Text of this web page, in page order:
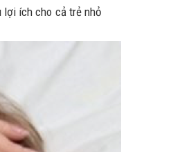
lợi ích cho cả trẻ nhỏ